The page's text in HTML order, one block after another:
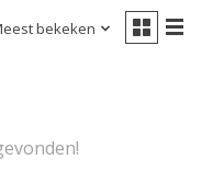
bekeken